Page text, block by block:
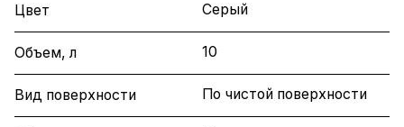
Цвет Серый
Объем, л 10
Вид поверхности По чистой поверхности